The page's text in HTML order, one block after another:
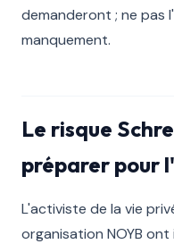
demanderont ; ne pas
manquement.
Le risque
préparer pour
L'activiste de la vie
organisation NOYB